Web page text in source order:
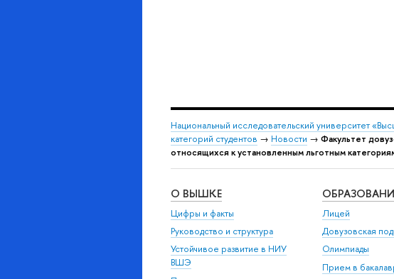
Национальный исследовательский университет
категорий студентов → Новости → Факультет
относящихся к установленным льготным
О ВЫШКЕ
Цифры и факты
Руководство и структура
Устойчивое развитие в НИУ
ВШЭ
Лицей
Довузовская
Олимпиады
Прием в